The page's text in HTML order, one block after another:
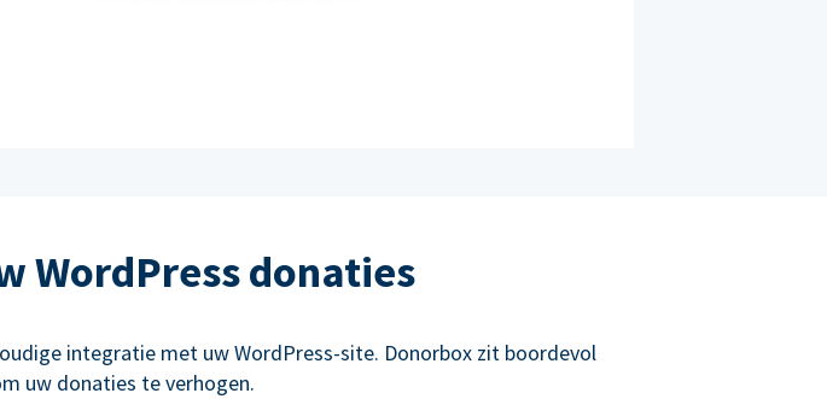
WordPress donaties
integratie met uw WordPress-site. Donorbox zit boordevol
uw donaties te verhogen.